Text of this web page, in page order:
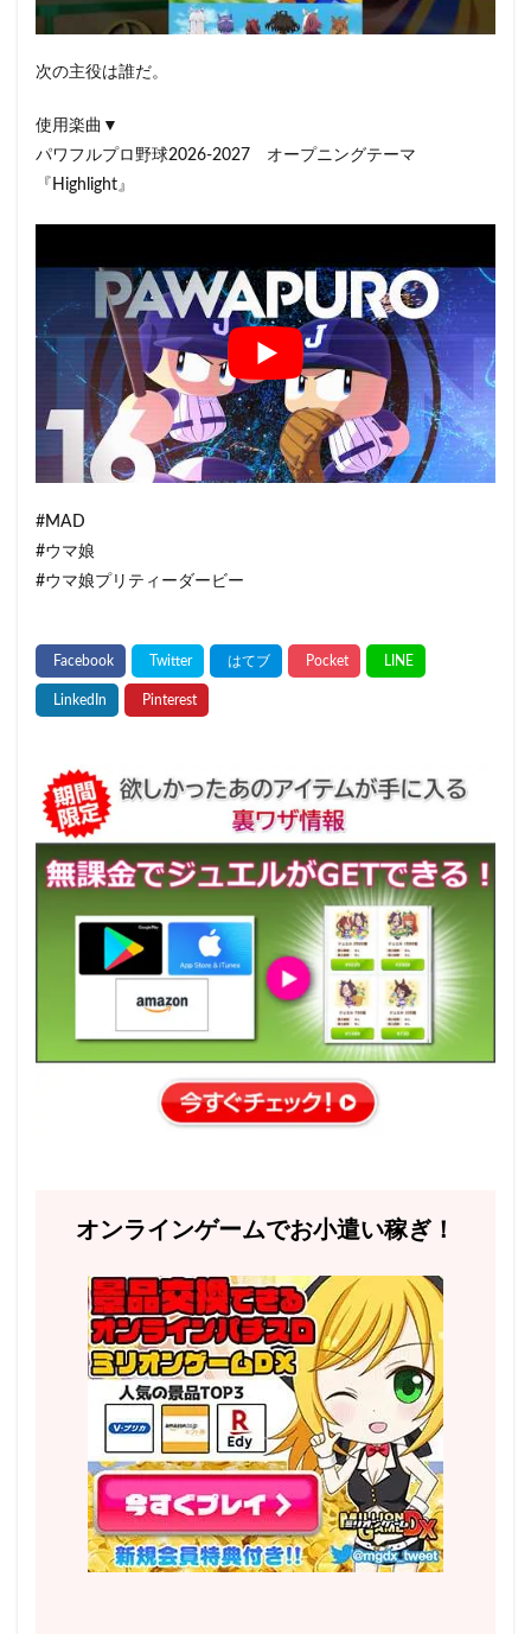
次の主役は誰だ。
使用楽曲▼
パワフルプロ野球2026-2027 オープニングテーマ
『Highlight』
#MAD
#ウマ娘
#ウマ娘プリティーダービー
オンラインゲームでお小遣い稼ぎ！